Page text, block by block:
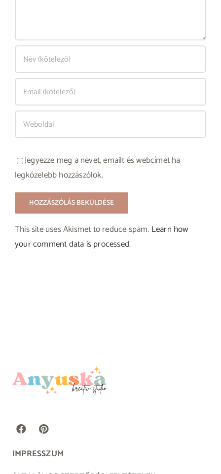
Jegyezze meg a nevet, emailt és webcímet ha
legközelebb hozzászólok.
This site uses Akismet to reduce spam. Learn how
your comment data is processed.
IMPRESSZUM